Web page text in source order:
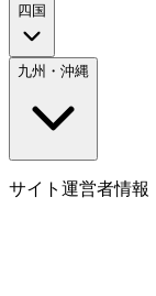
四国
九州・沖縄
サイト運営者情報